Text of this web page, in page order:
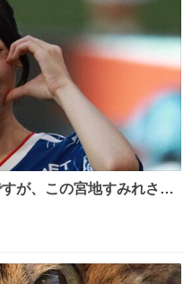
が、この宮地すみれさん
ですね。 カメラ目線でに
たものの、全然誰だか知